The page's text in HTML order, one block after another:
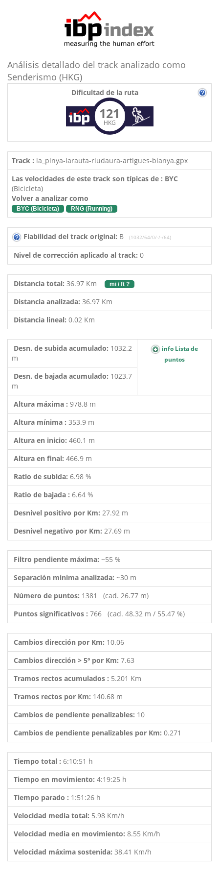
Análisis detallado del track analizado como
Senderismo (HKG)
Dificultad de la ruta
121
HKG
Track : la_pinya-larauta-riudaura-artigues-bianya.gpx
Las velocidades de este track son típicas de : BYC
(Bicicleta)
Volver a analizar como
BYC (Bicicleta) RNG (Running)
Fiabilidad del track original: B (1032/64/0/-/-/64)
Nivel de corrección aplicado al track: 0
Distancia total: 36.97 Km mi / ft ?
Distancia analizada: 36.97 Km
Distancia lineal: 0.02 Km
Desn. de subida acumulado: 1032.2
m
info Lista de
puntos
Desn. de bajada acumulado: 1023.7
m
Altura máxima : 978.8 m
Altura mínima : 353.9 m
Altura en inicio: 460.1 m
Altura en final: 466.9 m
Ratio de subida: 6.98 %
Ratio de bajada : 6.64 %
Desnivel positivo por Km: 27.92 m
Desnivel negativo por Km: 27.69 m
Filtro pendiente máxima: ~55 %
Separación minima analizada: ~30 m
Número de puntos: 1381 (cad. 26.77 m)
Puntos significativos : 766 (cad. 48.32 m / 55.47 %)
Cambios dirección por Km: 10.06
Cambios dirección > 5º por Km: 7.63
Tramos rectos acumulados : 5.201 Km
Tramos rectos por Km: 140.68 m
Cambios de pendiente penalizables: 10
Cambios de pendiente penalizables por Km: 0.271
Tiempo total : 6:10:51 h
Tiempo en movimiento: 4:19:25 h
Tiempo parado : 1:51:26 h
Velocidad media total: 5.98 Km/h
Velocidad media en movimiento: 8.55 Km/h
Velocidad máxima sostenida: 38.41 Km/h